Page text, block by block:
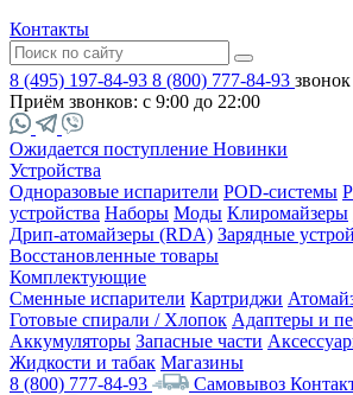
Контакты
8 (495) 197-84-93 8 (800) 777-84-93
Приём звонков: с 9:00 до 22:00
Ожидается поступление Новинки
Устройства
Одноразовые испарители POD-системы
устройства Наборы Моды Клиромайзеры
Дрип-атомайзеры (RDA) Зарядные
Восстановленные товары
Комплектующие
Сменные испарители Картриджи
Готовые спирали / Хлопок Адаптеры и
Аккумуляторы Запасные части
Жидкости и табак Магазины
8 (800) 777-84-93
Самовывоз